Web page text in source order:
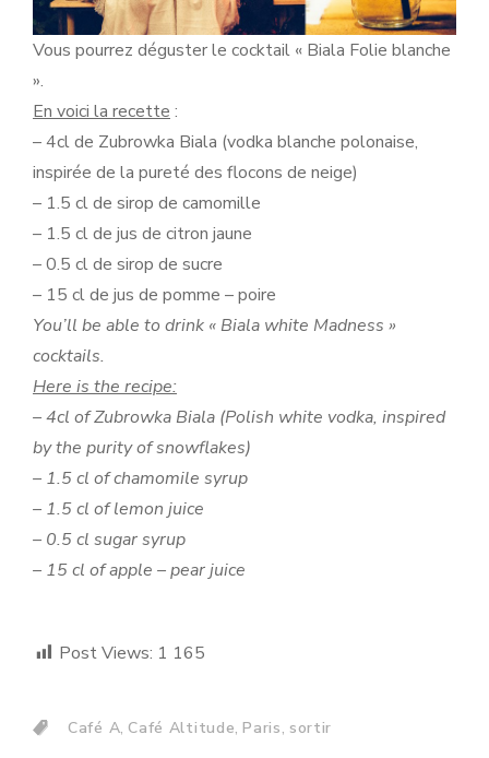
Vous pourrez déguster le cocktail « Biala Folie blanche
».
En voici la recette :
– 4cl de Zubrowka Biala (vodka blanche polonaise,
inspirée de la pureté des flocons de neige)
– 1.5 cl de sirop de camomille
– 1.5 cl de jus de citron jaune
– 0.5 cl de sirop de sucre
– 15 cl de jus de pomme – poire
You’ll be able to drink « Biala white Madness »
cocktails.
Here is the recipe:
– 4cl of Zubrowka Biala (Polish white vodka, inspired
by the purity of snowflakes)
– 1.5 cl of chamomile syrup
– 1.5 cl of lemon juice
– 0.5 cl sugar syrup
– 15 cl of apple – pear juice
Post Views: 1 165
Café A, Café Altitude,Paris, sortir